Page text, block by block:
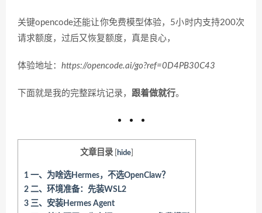
关键opencode还能让你免费模型体验，5小时内支持200次
请求额度，过后又恢复额度，真是良心，
体验地址： https://opencode.ai/go?ref=0D4PB30C43
下面就是我的完整踩坑记录， 跟着做就行。
文章目录 hide
1 一、为啥选Hermes，不选OpenClaw？
2 二、环境准备：先装WSL2
3 三、安装Hermes Agent